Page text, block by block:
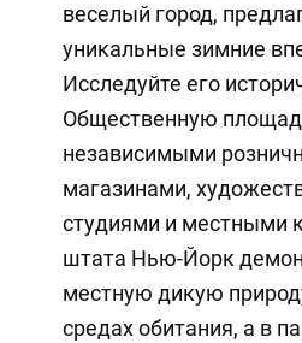
веселый город,
уникальные зимние
Исследуйте его
Общественную
независимыми
магазинами,
студиями и местными
штата Нью-Йорк
местную дикую
средах обитания, а в